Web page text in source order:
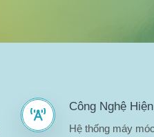
Công Nghệ
Hệ thống máy